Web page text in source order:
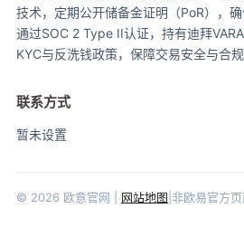
技术，定期公开储备金证明（PoR），确
通过SOC 2 Type II认证，持有迪拜
KYC与反洗钱政策，保障交易安全与合规
联系方式
暂未设置
© 2026 欧意官网 | 网站地图 |非欧易官方